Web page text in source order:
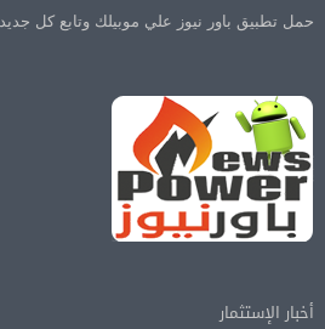
حمل تطبيق باور نيوز علي موبيلك وتابع كل جديد
أخبار الإستثمار